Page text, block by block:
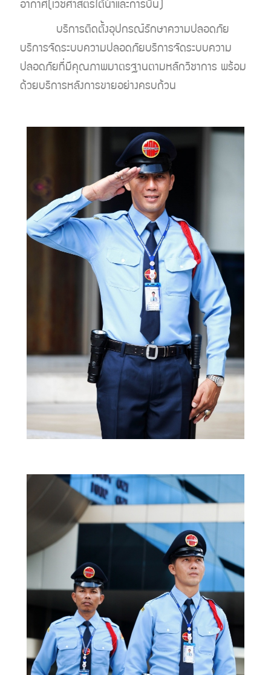
อากาศ(เวชศาสตร์ใต้น้ำและการบิน)
บริการติดตั้งอุปกรณ์รักษาความปลอดภัย
บริการจัดระบบความปลอดภัยบริการจัดระบบความ
ปลอดภัยที่มีคุณภาพมาตรฐานตามหลักวิชาการ พร้อม
ด้วยบริการหลังการขายอย่างครบถ้วน